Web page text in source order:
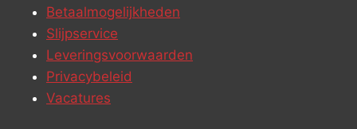
Betaalmogelijkheden
Slijpservice
Leveringsvoorwaarden
Privacybeleid
Vacatures